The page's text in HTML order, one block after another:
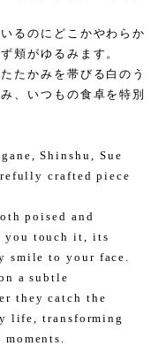
るのにどこかやわらか
頬がゆるみます。
たかみを帯びる白のう
、いつもの食卓を特別
Shinshu, Sue
crafted piece
poised and
you touch it, its
smile to your face.
a subtle
they catch the
life, transforming